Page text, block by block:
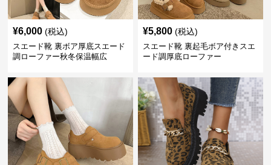
¥6,000 (税込)
スエード靴 裏ボア厚底スエード
調ローファー秋冬保温幅広
¥5,800 (税込)
スエード靴 裏起毛ボア付きスエ
ード調厚底ローファー